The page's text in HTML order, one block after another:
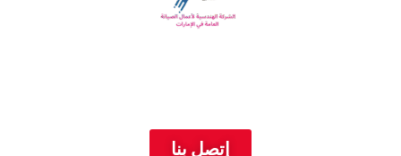
إتصل بنا